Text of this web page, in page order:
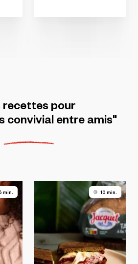
recettespour
convivialentreamis"
min. 10 min.